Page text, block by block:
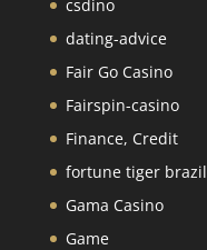
csdino
dating-advice
Fair Go Casino
Fairspin-casino
Finance, Credit
fortune tiger brazil
Gama Casino
Game